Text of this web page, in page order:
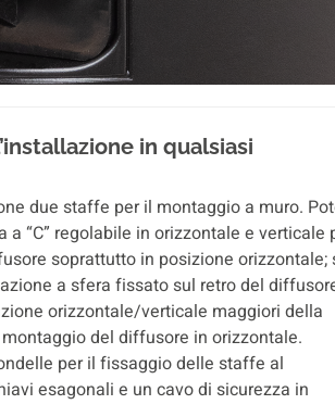
in qualsiasi
due staffe per il montaggio a muro.
“C” regolabile in orizzontale e verticale
soprattutto in posizione orizzontale;
a sfera fissato sul retro del
orizzontale/verticale maggiori della
del diffusore in orizzontale.
per il fissaggio delle staffe al
esagonali e un cavo di sicurezza in